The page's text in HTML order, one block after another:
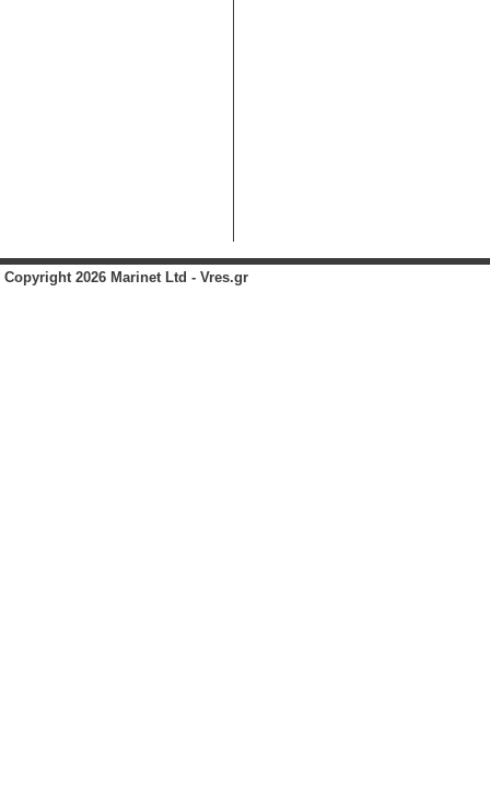
Copyright 2026 Marinet Ltd - Vres.gr